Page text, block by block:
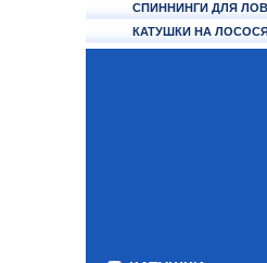
СПИННИНГИ ДЛЯ
КАТУШКИ НА